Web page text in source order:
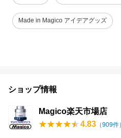
Made in Magico アイデアグッズ
ショップ情報
Magico楽天市場店
4.83 （909件）